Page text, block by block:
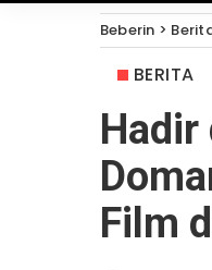
Beberin >
BERITA
Hadir
Film